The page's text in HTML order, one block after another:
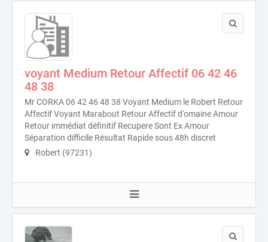
voyant Medium Retour Affectif 06 42 46
48 38
Mr CORKA 06 42 46 48 38 Voyant Medium le Robert Retour
Affectif Voyant Marabout Retour Affectif d'omaine Amour
Retour immédiat définitif Recupere Sont Ex Amour
Séparation difficile Résultat Rapide sous 48h discret
Robert (97231)